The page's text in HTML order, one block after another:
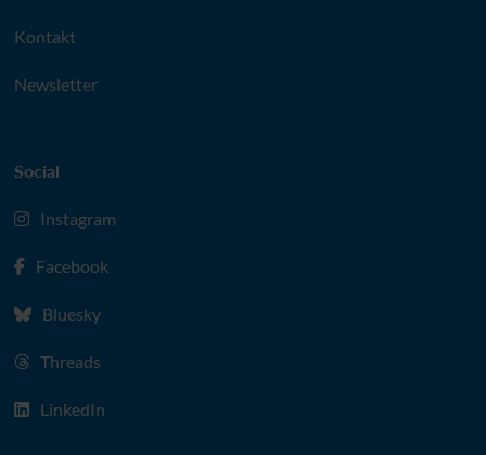
Kontakt
Newsletter
Social
Instagram
Facebook
Bluesky
Threads
LinkedIn